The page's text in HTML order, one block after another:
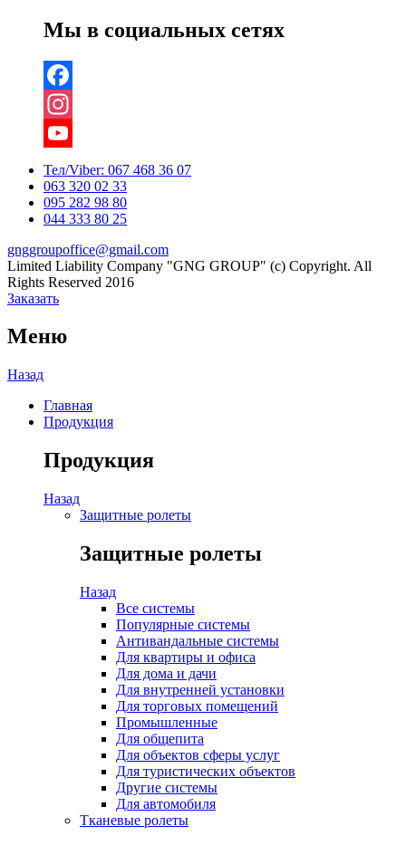
Мы в социальных сетях
Facebook
Instagram
YouTube
Channel
Тел/Viber: 067 468 36 07
063 320 02 33
095 282 98 80
044 333 80 25
gnggroupoffice@gmail.com
Limited Liability Company "GNG GROUP" (c) Copyright. All
Rights Reserved 2016
Заказать
Меню
Назад
Главная
Продукция
Продукция
Назад
Защитные ролеты
Защитные ролеты
Назад
Все системы
Популярные системы
Антивандальные системы
Для квартиры и офиса
Для дома и дачи
Для внутренней установки
Для торговых помещений
Промышленные
Для общепита
Для объектов сферы услуг
Для туристических объектов
Другие системы
Для автомобиля
Тканевые ролеты